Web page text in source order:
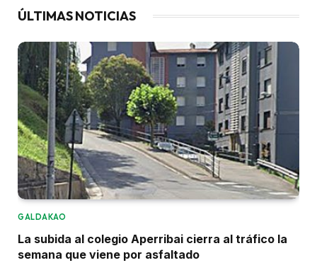
ÚLTIMAS NOTICIAS
GALDAKAO
La subida al colegio Aperribai cierra al tráfico la
semana que viene por asfaltado